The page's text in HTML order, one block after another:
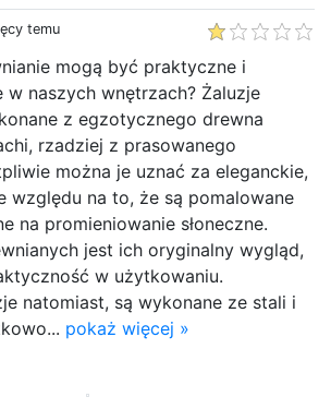
temu
mogą być praktyczne i
naszych wnętrzach? Żaluzje
z egzotycznego drewna
rzadziej z prasowanego
można je uznać za eleganckie,
względu na to, że są pomalowane
na promieniowanie słoneczne.
jest ich oryginalny wygląd,
w użytkowaniu.
natomiast, są wykonane ze stali i
pokaż więcej »